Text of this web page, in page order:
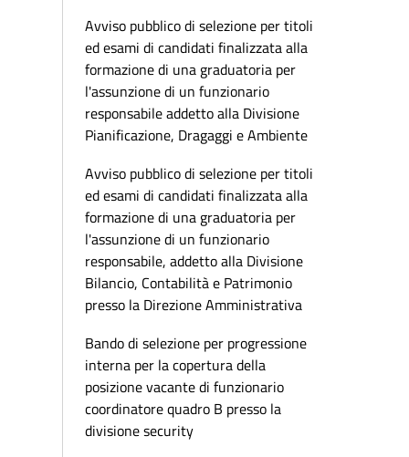
Avviso pubblico di selezione per titoli
ed esami di candidati finalizzata alla
formazione di una graduatoria per
l'assunzione di un funzionario
responsabile addetto alla Divisione
Pianificazione, Dragaggi e Ambiente
Avviso pubblico di selezione per titoli
ed esami di candidati finalizzata alla
formazione di una graduatoria per
l'assunzione di un funzionario
responsabile, addetto alla Divisione
Bilancio, Contabilità e Patrimonio
presso la Direzione Amministrativa
Bando di selezione per progressione
interna per la copertura della
posizione vacante di funzionario
coordinatore quadro B presso la
divisione security